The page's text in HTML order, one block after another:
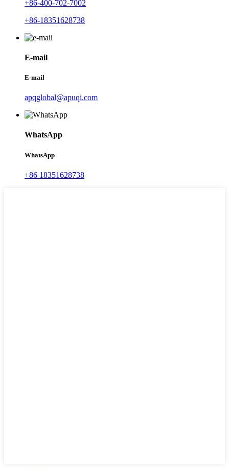
+86-400-702-7002
+86-18351628738
E-mail
E-mail
apqglobal@apuqi.com
WhatsApp
WhatsApp
+86 18351628738